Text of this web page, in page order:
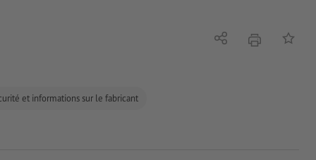
et informations sur le fabricant
Partagerimprimer